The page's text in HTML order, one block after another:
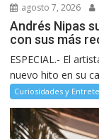
agosto 7, 2026
Andrés Nipas
con sus más
ESPECIAL.- El
nuevo hito en su
Curiosidades y